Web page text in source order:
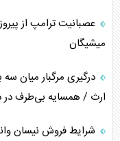
عصبانیت ترامپ از
میشیگان
درگیری مرگبار میان سه
ارث / همسایه بی‌طرف در
شرایط فروش نیسان